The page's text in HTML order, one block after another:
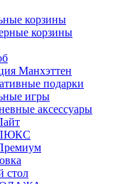
корзины
корзины
Манхэттен
подарки
игры
аксессуары
стол